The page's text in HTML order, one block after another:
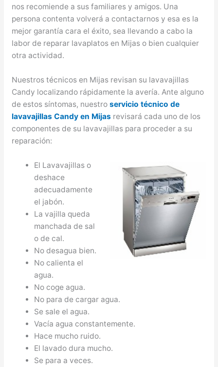
nos recomiende a sus familiares y amigos. Una
persona contenta volverá a contactarnos y esa es la
mejor garantía cara el éxito, sea llevando a cabo la
labor de reparar lavaplatos en Mijas o bien cualquier
otra actividad.
Nuestros técnicos en Mijas revisan su lavavajillas
Candy localizando rápidamente la avería. Ante alguno
de estos síntomas, nuestro servicio técnico de
lavavajillas Candy en Mijas revisará cada uno de los
componentes de su lavavajillas para proceder a su
reparación:
El Lavavajillas o
deshace
adecuadamente
el jabón.
La vajilla queda
manchada de sal
o de cal.
No desagua bien.
No calienta el
agua.
No coge agua.
No para de cargar agua.
Se sale el agua.
Vacía agua constantemente.
Hace mucho ruido.
El lavado dura mucho.
Se para a veces.